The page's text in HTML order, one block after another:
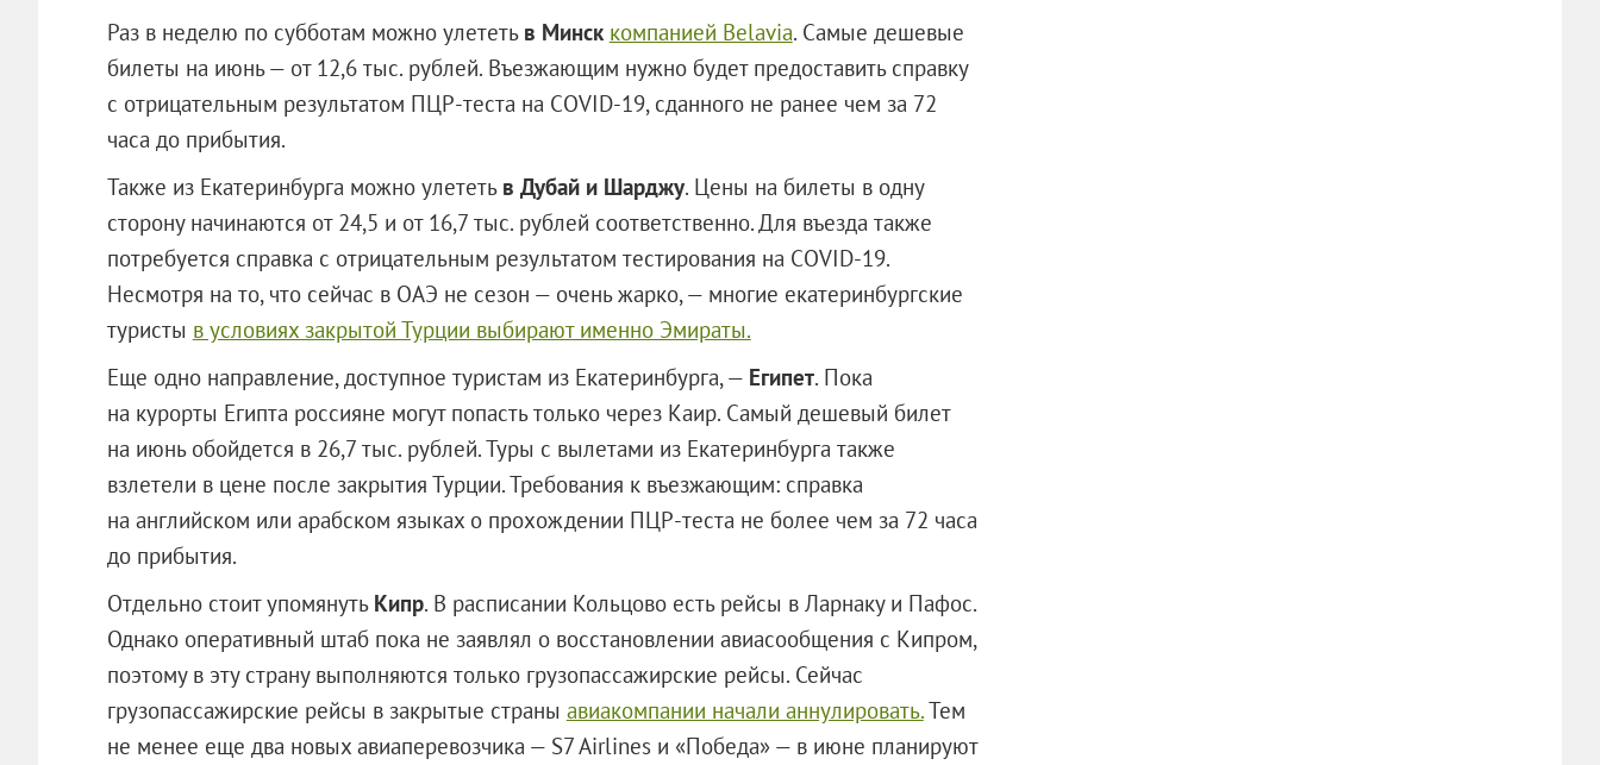
Раз в неделю по субботам можно улететь в Минск компанией Belavia. Самые дешевые
билеты на июнь — от 12,6 тыс. рублей. Въезжающим нужно будет предоставить справку
с отрицательным результатом ПЦР-теста на COVID-19, сданного не ранее чем за 72
часа до прибытия.
Также из Екатеринбурга можно улететь в Дубай и Шарджу. Цены на билеты в одну
сторону начинаются от 24,5 и от 16,7 тыс. рублей соответственно. Для въезда также
потребуется справка с отрицательным результатом тестирования на COVID-19.
Несмотря на то, что сейчас в ОАЭ не сезон — очень жарко, — многие екатеринбургские
туристы в условиях закрытой Турции выбирают именно Эмираты.
Еще одно направление, доступное туристам из Екатеринбурга, — Египет. Пока
на курорты Египта россияне могут попасть только через Каир. Самый дешевый билет
на июнь обойдется в 26,7 тыс. рублей. Туры с вылетами из Екатеринбурга также
взлетели в цене после закрытия Турции. Требования к въезжающим: справка
на английском или арабском языках о прохождении ПЦР-теста не более чем за 72 часа
до прибытия.
Отдельно стоит упомянуть Кипр. В расписании Кольцово есть рейсы в Ларнаку и Пафос.
Однако оперативный штаб пока не заявлял о восстановлении авиасообщения с Кипром,
поэтому в эту страну выполняются только грузопассажирские рейсы. Сейчас
грузопассажирские рейсы в закрытые страны авиакомпании начали аннулировать.Тем
не менее еще два новых авиаперевозчика — S7 Airlines и «Победа» — в июне планируют